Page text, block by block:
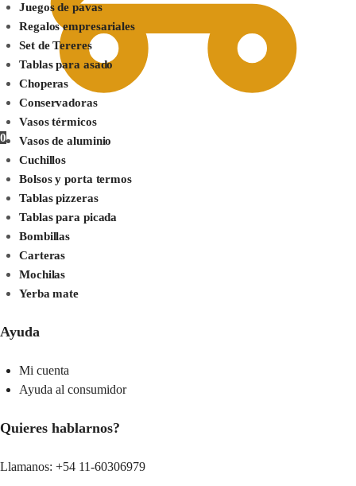
0
Juegos de pavas
Regalos empresariales
Set de Tereres
Tablas para asado
Choperas
Conservadoras
Vasos térmicos
Vasos de aluminio
Cuchillos
Bolsos y porta termos
Tablas pizzeras
Tablas para picada
Bombillas
Carteras
Mochilas
Yerba mate
Ayuda
Mi cuenta
Ayuda al consumidor
Quieres hablarnos?
Llamanos: +54 11-60306979